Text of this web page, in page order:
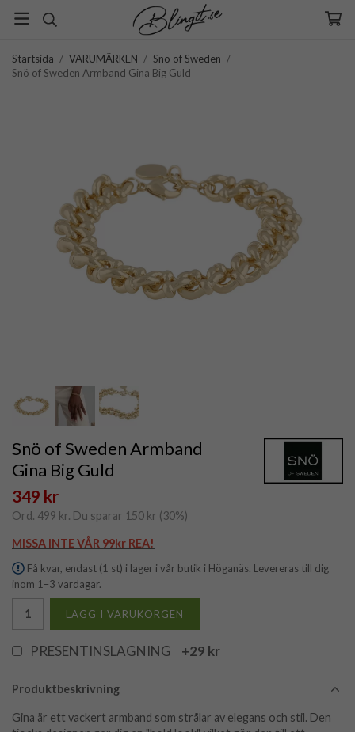
Startsida / VARUMÄRKEN / Snö of Sweden /
Snö of Sweden Armband Gina Big Guld
Snö of Sweden Armband
Gina Big Guld
349 kr
Ord. 499 kr. Du sparar 150 kr (30%)
MISSA INTE VÅR 99kr REA!
Få kvar, endast (1 st) i lager i vår butik i Höganäs. Levereras till dig
inom 1–3 vardagar.
LÄGG I VARUKORGEN
PRESENTINSLAGNING +29 kr
Produktbeskrivning
Gina är ett vackert armband som strålar av elegans och stil. Den